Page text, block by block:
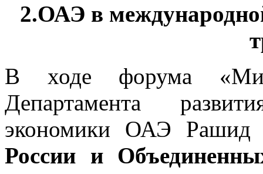
2.ОАЭ в
В ходе форума «Мир
Департамента
экономики ОАЭ Рашид
России и